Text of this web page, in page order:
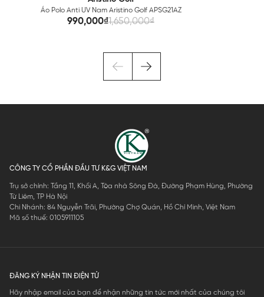
Áo Polo Anti UV Nam Aristino Golf APSG21AZ
990,000₫1,650,000₫
CÔNG TY CỔ PHẦN ĐẦU TƯ K&G VIỆT NAM
Trụ sở chính: Tầng 11, Khối A, Tòa nhà Sông Đà, Đường Phạm Hùng, Phường
Từ Liêm, TP Hà Nội
Chi Nhánh: 84 Nguyễn Trãi, Phường Chợ Quán, Hồ Chí Minh, Việt Nam
Mã số thuế: 0105911105
ĐĂNG KÝ NHẬN TIN ĐIỆN TỬ
Hãy nhập email của bạn để nhận những tin tức mới nhất của chúng tôi